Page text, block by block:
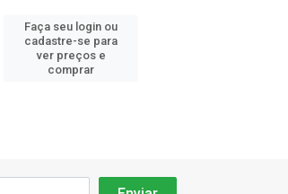
Faça seu login ou
cadastre-se para
ver preços e
comprar